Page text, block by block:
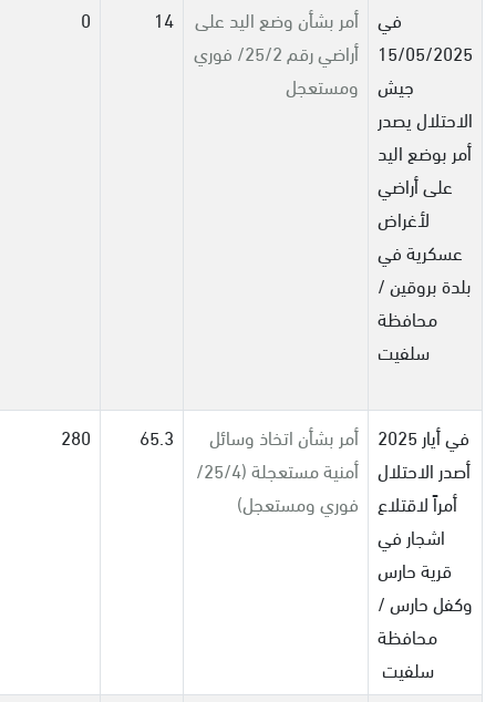
في
15/05/2025
جيش
الاحتلال يصدر
أمر بوضع اليد
على أراضي
لأغراض
عسكرية في
بلدة بروقين /
محافظة
سلفيت
أمر بشأن وضع اليد على
أراضي رقم 25/2/ فوري
ومستعجل
14
0
في أيار 2025
أصدر الاحتلال
أمراً لاقتلاع
اشجار في
قرية حارس
وكفل حارس /
محافظة
سلفيت
أمر بشأن اتخاذ وسائل
أمنية مستعجلة (25/4/
فوري ومستعجل)
65.3
280